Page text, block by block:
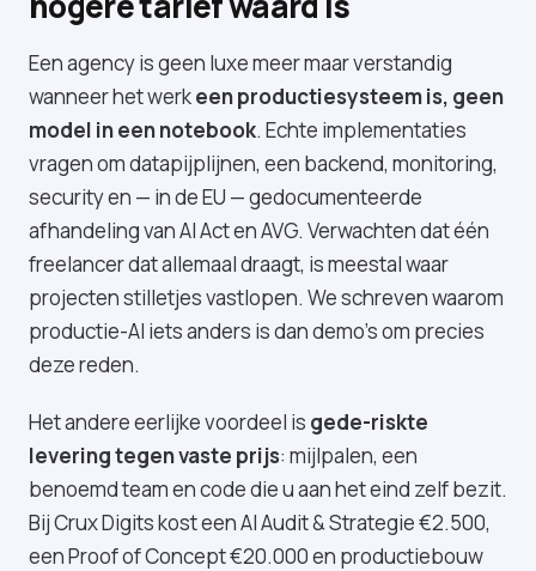
Een agency is geen luxe meer maar verstandig
wanneer het werkeen productiesysteem is, geen
model in een notebook. Echte implementaties
vragen om datapijplijnen, een backend, monitoring,
security en — in de EU — gedocumenteerde
afhandeling van AI Act en AVG. Verwachten dat één
freelancer dat allemaal draagt, is meestal waar
projecten stilletjes vastlopen. We schreven waarom
productie-AI iets anders is dan demo'som precies
deze reden.
Het andere eerlijke voordeel is gede-riskte
levering tegen vaste prijs: mijlpalen, een
benoemd team en code die u aan het eind zelf bezit.
Bij Crux Digits kost eenAI Audit & Strategie €2.500,
een Proof of Concept €20.000 en productiebouw